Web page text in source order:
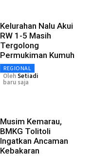
Kelurahan Nalu Akui
RW 1-5 Masih
Tergolong
Permukiman Kumuh
REGIONAL
OlehSetiadi
baru saja
Musim Kemarau,
BMKG Tolitoli
Ingatkan Ancaman
Kebakaran